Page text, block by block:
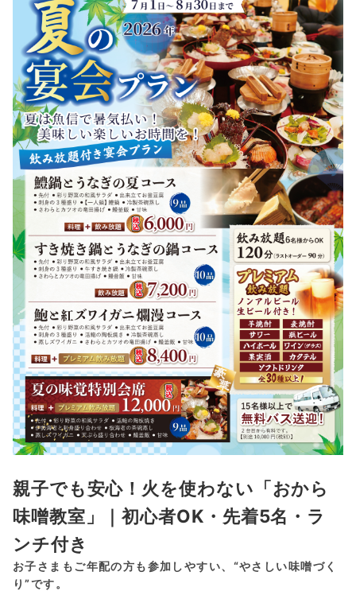
親子でも安心！火を使わない「おから
味噌教室」｜初心者OK・先着5名・ラ
ンチ付き
お子さまもご年配の方も参加しやすい、“やさしい味噌づく
り”です。